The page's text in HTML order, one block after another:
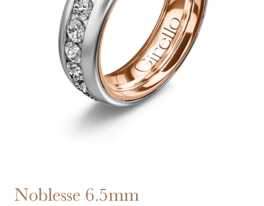
Noblesse 6.5mm